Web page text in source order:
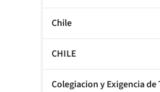
Chile
CHILE
Colegiacion y Exigencia